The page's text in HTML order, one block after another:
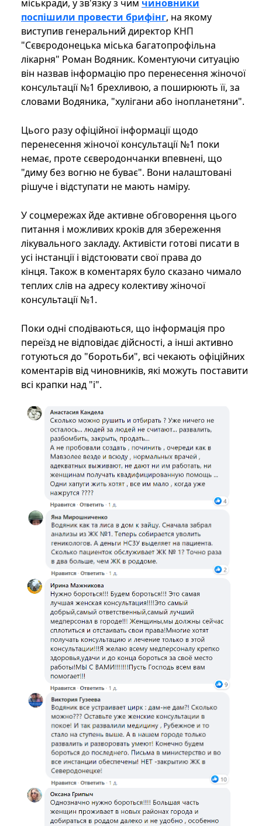
міськради, у зв'язку з чим чиновники
поспішили провести брифінг, на якому
виступив генеральний директор КНП
"Сєвєродонецька міська багатопрофільна
лікарня" Роман Водяник. Коментуючи ситуацію
він назвав інформацію про перенесення жіночої
консультації №1 брехливою, а поширюють її, за
словами Водяника, "хулігани або інопланетяни".
Цього разу офіційної інформації щодо
перенесення жіночої консультації №1 поки
немає, проте сєверодончанки впевнені, що
"диму без вогню не буває". Вони налаштовані
рішуче і відступати не мають наміру.
У соцмережах йде активне обговорення цього
питання і можливих кроків для збереження
лікувального закладу. Активісти готові писати в
усі інстанції і відстоювати свої права до
кінця. Також в коментарях було сказано чимало
теплих слів на адресу колективу жіночої
консультації №1.
Поки одні сподіваються, що інформація про
переїзд не відповідає дійсності, а інші активно
готуються до "боротьби", всі чекають офіційних
коментарів від чиновників, які можуть поставити
всі крапки над "і".